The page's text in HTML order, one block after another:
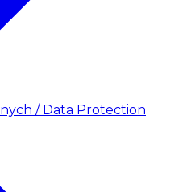
/ Data Protection